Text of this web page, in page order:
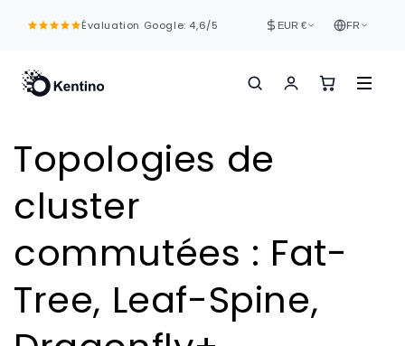
passer
au
Évaluation Google: 4,6/5 EUR € FR
Topologies de
cluster
commutées : Fat-
Tree, Leaf-Spine,